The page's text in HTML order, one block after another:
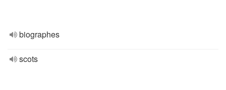
biographes
scots